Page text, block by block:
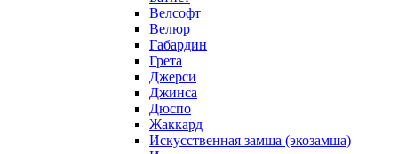
Велсофт
Велюр
Габардин
Грета
Джерси
Джинса
Дюспо
Жаккард
Искусственная замша (экозамша)